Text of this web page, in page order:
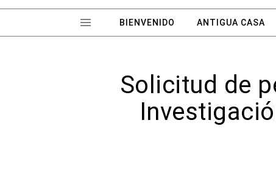
BIENVENIDO ANTIGUA CASA
Solicitud de